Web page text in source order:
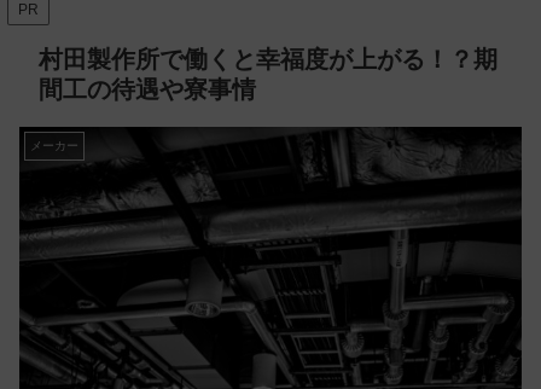
PR
村田製作所で働くと幸福度が上がる！？期
間工の待遇や寮事情
メーカー